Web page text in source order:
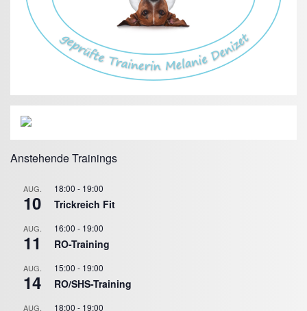
Anstehende Trainings
AUG.
10
18:00 - 19:00
Trickreich Fit
AUG.
11
16:00 - 19:00
RO-Training
AUG.
14
15:00 - 19:00
RO/SHS-Training
AUG. 18:00 - 19:00